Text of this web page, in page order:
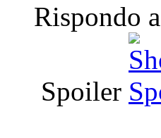
Rispondo
Spoiler